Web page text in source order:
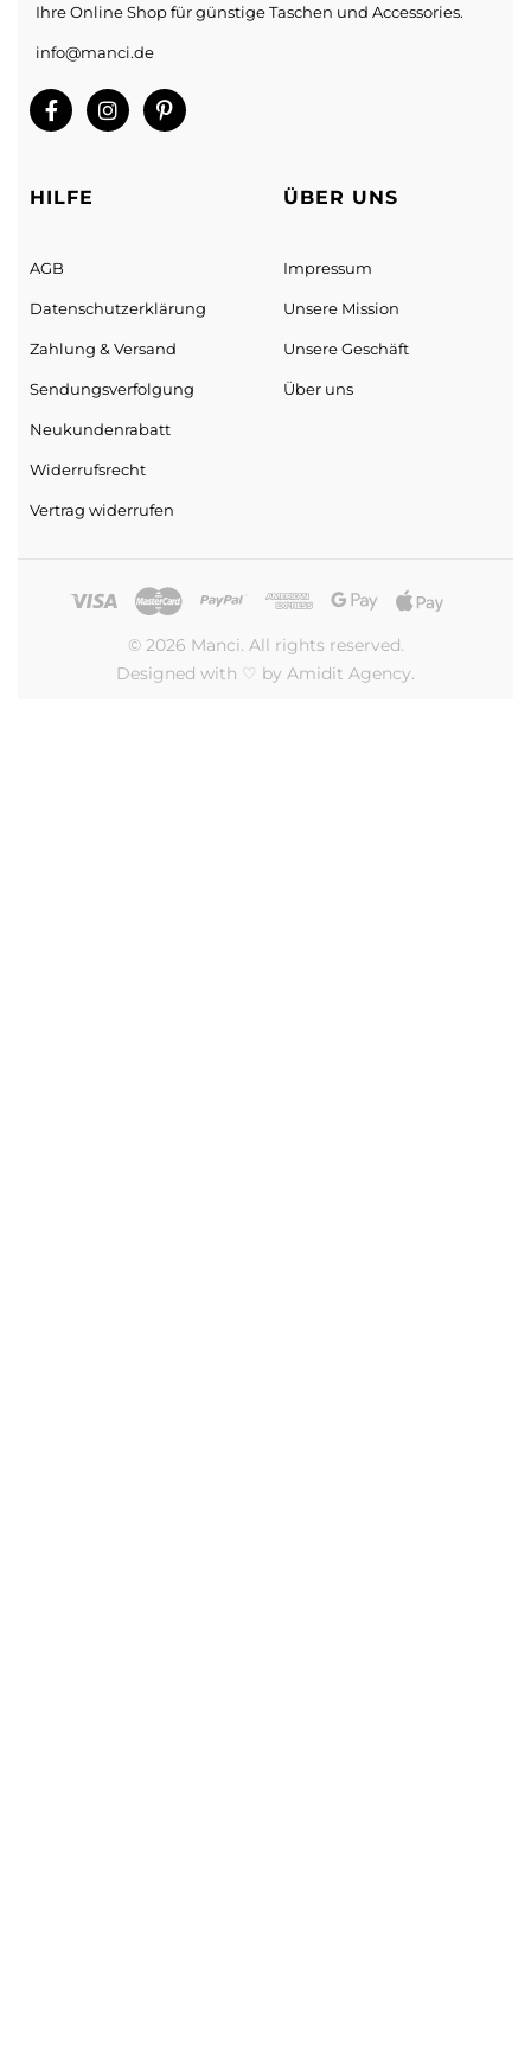
Ihre Online Shop für günstige Taschen und Accessories.
info@manci.de
HILFE
AGB
Datenschutz­erklärung
Zahlung & Versand
Sendungs­verfolgung
Neukundenrabatt
Widerrufsrecht
Vertrag widerrufen
ÜBER UNS
Impressum
Unsere Mission
Unsere Geschäft
Über uns
© 2026 Manci. All rights reserved.
Designed with ♡ by Amidit Agency.